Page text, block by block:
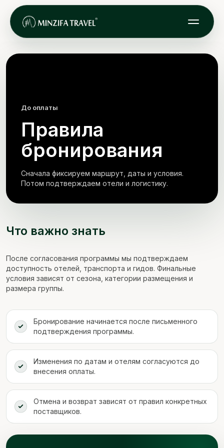
До оплаты
Правила
бронирования
Сначала фиксируем маршрут, даты и условия.
Потом подтверждаем отели и логистику.
Что важно знать
После согласования программы мы подтверждаем
доступность отелей, транспорта и гидов. Финальные
условия зависят от сезона, категории размещения и
размера группы.
Бронирование начинается после письменного
подтверждения программы.
Изменения по датам и отелям согласуются до
внесения оплаты.
Отмена и возврат зависят от правил конкретных
поставщиков.